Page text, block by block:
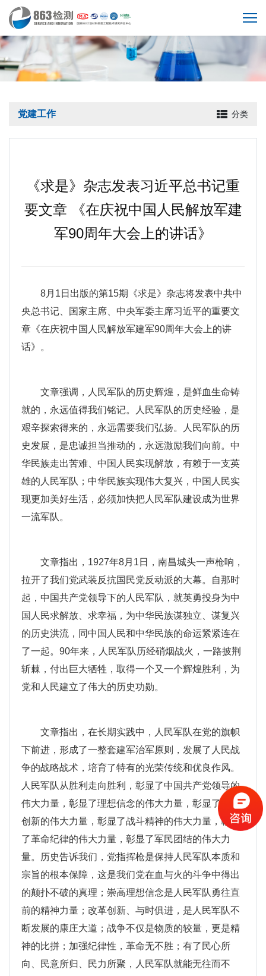
党建工作 分类
《求是》杂志发表习近平总书记重
要文章 《在庆祝中国人民解放军建
军90周年大会上的讲话》
8月1日出版的第15期《求是》杂志将发表中共中
央总书记、国家主席、中央军委主席习近平的重要文
章《在庆祝中国人民解放军建军90周年大会上的讲
话》。
文章强调，人民军队的历史辉煌，是鲜血生命铸
就的，永远值得我们铭记。人民军队的历史经验，是
艰辛探索得来的，永远需要我们弘扬。人民军队的历
史发展，是忠诚担当推动的，永远激励我们向前。中
华民族走出苦难、中国人民实现解放，有赖于一支英
雄的人民军队；中华民族实现伟大复兴，中国人民实
现更加美好生活，必须加快把人民军队建设成为世界
一流军队。
文章指出，1927年8月1日，南昌城头一声枪响，
拉开了我们党武装反抗国民党反动派的大幕。自那时
起，中国共产党领导下的人民军队，就英勇投身为中
国人民求解放、求幸福，为中华民族谋独立、谋复兴
的历史洪流，同中国人民和中华民族的命运紧紧连在
了一起。90年来，人民军队历经硝烟战火，一路披荆
斩棘，付出巨大牺牲，取得一个又一个辉煌胜利，为
党和人民建立了伟大的历史功勋。
文章指出，在长期实践中，人民军队在党的旗帜
下前进，形成了一整套建军治军原则，发展了人民战
争的战略战术，培育了特有的光荣传统和优良作风。
人民军队从胜利走向胜利，彰显了中国共产党领导的
伟大力量，彰显了理想信念的伟大力量，彰显了改革
创新的伟大力量，彰显了战斗精神的伟大力量，彰显
了革命纪律的伟大力量，彰显了军民团结的伟大力
量。历史告诉我们，党指挥枪是保持人民军队本质和
宗旨的根本保障，这是我们党在血与火的斗争中得出
的颠扑不破的真理；崇高理想信念是人民军队勇往直
前的精神力量；改革创新、与时俱进，是人民军队不
断发展的康庄大道；战争不仅是物质的较量，更是精
神的比拼；加强纪律性，革命无不胜；有了民心所
向、民意所归、民力所聚，人民军队就能无往而不